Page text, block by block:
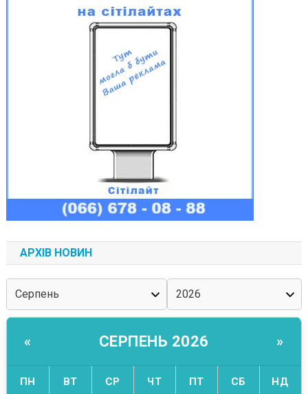
АРХІВ НОВИН
« СЕРПЕНЬ 2026 »
ПН ВТ СР ЧТ ПТ СБ НД